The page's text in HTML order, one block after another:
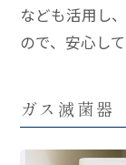
なども活用し
ので、安心し
ガス滅菌器